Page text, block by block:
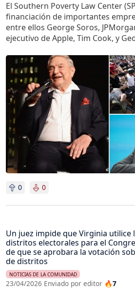
El Southern Poverty Law Center
financiación de importantes
entre ellos George Soros,
ejecutivo de Apple, Tim Cook, y
Imagen
0 0
Un juez impide que Virginia utilice
distritos electorales para el
de que se aprobara la votación
de distritos
NOTICIAS DE LA COMUNIDAD
23/04/2026 Enviado por editor 🔥7